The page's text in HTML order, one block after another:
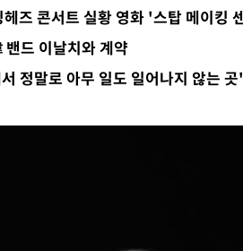
즈 콘서트 실황 영화 '스탑 메이킹
드 이날치와 계약
정말로 아무 일도 일어나지 않는